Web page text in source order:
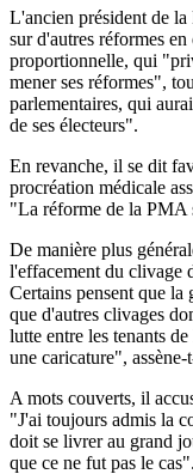
L'ancien président de
sur d'autres réformes
proportionnelle, qui
mener ses réformes",
parlementaires, qui
de ses électeurs".
En revanche, il se dit
procréation médicale
"La réforme de la PMA
De manière plus
l'effacement du clivage
Certains pensent que la
que d'autres clivages
lutte entre les tenants
une caricature", assène-
A mots couverts, il
"J'ai toujours admis la
doit se livrer au grand
que ce ne fut pas le cas".